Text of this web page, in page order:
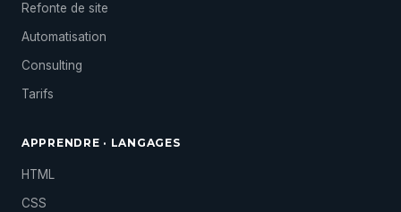
Refonte de site
Automatisation
Consulting
Tarifs
APPRENDRE · LANGAGES
HTML
CSS